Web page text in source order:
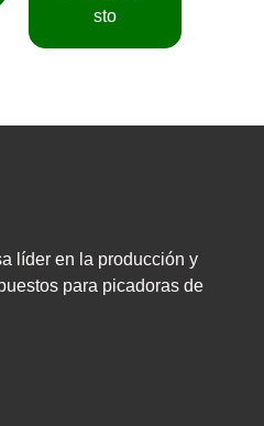
sto
líder en la producción y
para picadoras de